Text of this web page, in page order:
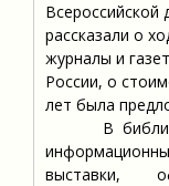
Всероссийской
рассказали о
журналы и
России, о
лет была
В
выставки,